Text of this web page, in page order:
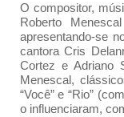
O compositor,
Roberto
apresentando-se
cantora Cris
Cortez e Adriano
Menescal,
“Você” e “Rio”
o influenciaram,